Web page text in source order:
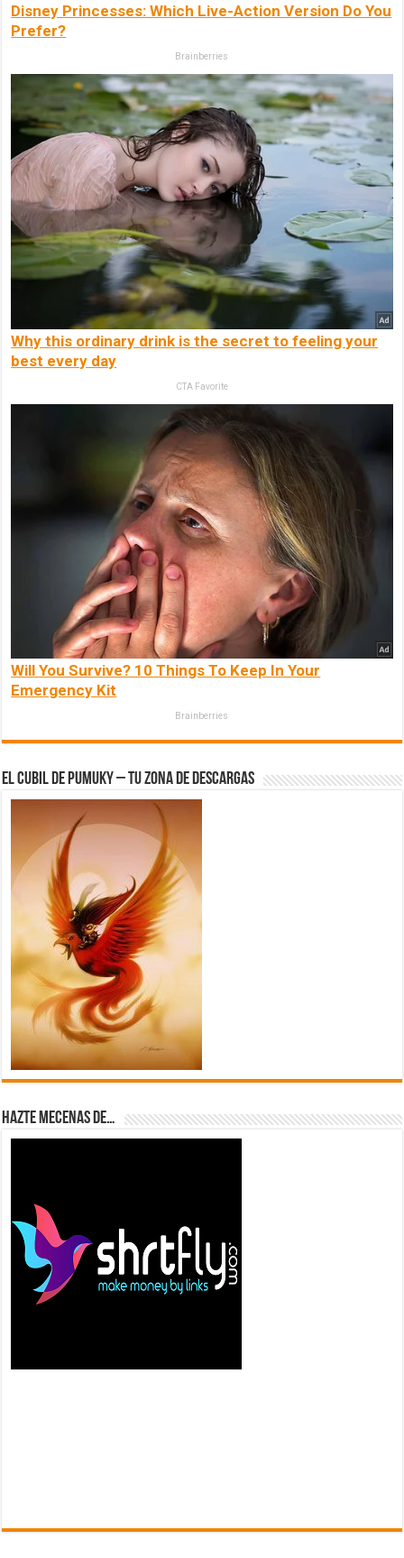
Disney Princesses: Which Live-Action Version Do You
Prefer?
Brainberries
Why this ordinary drink is the secret to feeling your
best every day
CTA Favorite
Will You Survive? 10 Things To Keep In Your
Emergency Kit
Brainberries
El Cubil de Pumuky – Tu zona de Descargas
Hazte Mecenas de…